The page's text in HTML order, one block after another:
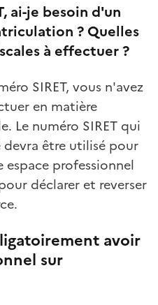
ai-je besoin d'un
? Quelles
à effectuer ?
SIRET, vous n'avez
en matière
Le numéro SIRET qui
être utilisé pour
espace professionnel
déclarer et reverser
avoir
sur